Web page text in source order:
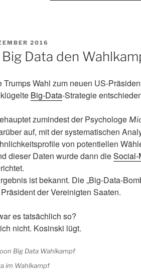
2016
Data den
Trumps Wahl zum neuen US-
Big-Data-Strategie
zumindest der Psychologe
auf, mit der systematischen
von potentiellen
dieser Daten wurde dann dieSocial-
ist bekannt. Die „Big-Data-
der Vereinigten Saaten.
es tatsächlich so?
nicht. Kosinski lügt.
im Wahlkampf